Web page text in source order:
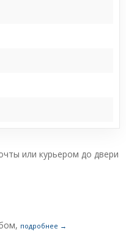
или курьером до двери
подробнее →